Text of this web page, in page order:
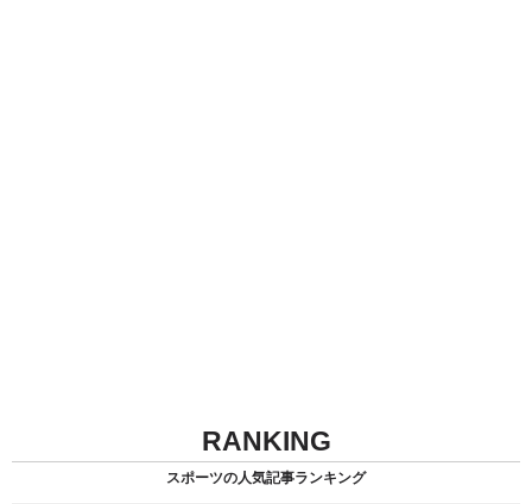
RANKING
スポーツの人気記事ランキング